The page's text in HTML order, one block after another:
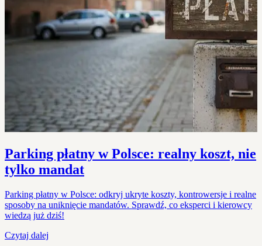
Parking płatny w Polsce: realny koszt, nie
tylko mandat
Parking płatny w Polsce: odkryj ukryte koszty, kontrowersje i realne
sposoby na uniknięcie mandatów. Sprawdź, co eksperci i kierowcy
wiedzą już dziś!
Czytaj dalej